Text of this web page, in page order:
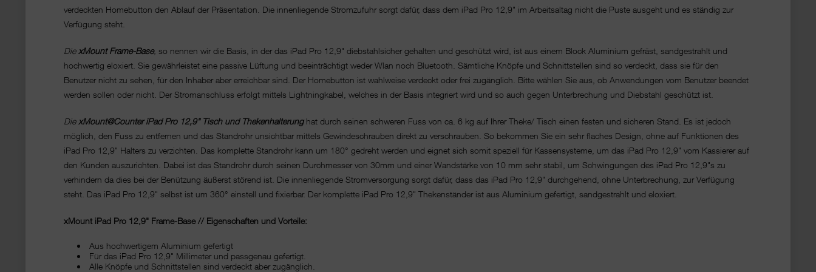
verdeckten Homebutton den Ablauf der Präsentation. Die innenliegende Stromzufuhr sorgt dafür, dass dem iPad Pro 12,9" im Arbeitsaltag nicht die Puste ausgeht und es ständig zur
Verfügung steht.
Die xMount Frame-Base, so nennen wir die Basis, in der das iPad Pro 12,9" diebstahlsicher gehalten und geschützt wird, ist aus einem Block Aluminium gefräst, sandgestrahlt und
hochwertig eloxiert. Sie gewährleistet eine passive Lüftung und beeinträchtigt weder Wlan noch Bluetooth. Sämtliche Knöpfe und Schnittstellen sind so verdeckt, dass sie für den
Benutzer nicht zu sehen, für den Inhaber aber erreichbar sind. Der Homebutton ist wahlweise verdeckt oder frei zugänglich. Bitte wählen Sie aus, ob Anwendungen vom Benutzer beendet
werden sollen oder nicht. Der Stromanschluss erfolgt mittels Lightningkabel, welches in der Basis integriert wird und so auch gegen Unterbrechung und Diebstahl geschützt ist.
Die xMount@Counter iPad Pro 12,9" Tisch und Thekenhalterung hat durch seinen schweren Fuss von ca. 6 kg auf Ihrer Theke/ Tisch einen festen und sicheren Stand. Es ist jedoch
möglich, den Fuss zu entfernen und das Standrohr unsichtbar mittels Gewindeschrauben direkt zu verschrauben. So bekommen Sie ein sehr flaches Design, ohne auf Funktionen des
iPad Pro 12,9" Halters zu verzichten. Das komplette Standrohr kann um 180° gedreht werden und eignet sich somit speziell für Kassensysteme, um das iPad Pro 12,9" vom Kassierer auf
den Kunden auszurichten. Dabei ist das Standrohr durch seinen Durchmesser von 30mm und einer Wandstärke von 10 mm sehr stabil, um Schwingungen des iPad Pro 12,9"s zu
verhindern da dies bei der Benützung äußerst störend ist. Die innenliegende Stromversorgung sorgt dafür, dass das iPad Pro 12,9" durchgehend, ohne Unterbrechung, zur Verfügung
steht. Das iPad Pro 12,9" selbst ist um 360° einstell und fixierbar. Der komplette iPad Pro 12,9" Thekenständer ist aus Aluminium gefertigt, sandgestrahlt und eloxiert.
xMount iPad Pro 12,9" Frame-Base // Eigenschaften und Vorteile:
Aus hochwertigem Aluminium gefertigt
Für das iPad Pro 12,9" Millimeter und passgenau gefertigt.
Alle Knöpfe und Schnittstellen sind verdeckt aber zugänglich.